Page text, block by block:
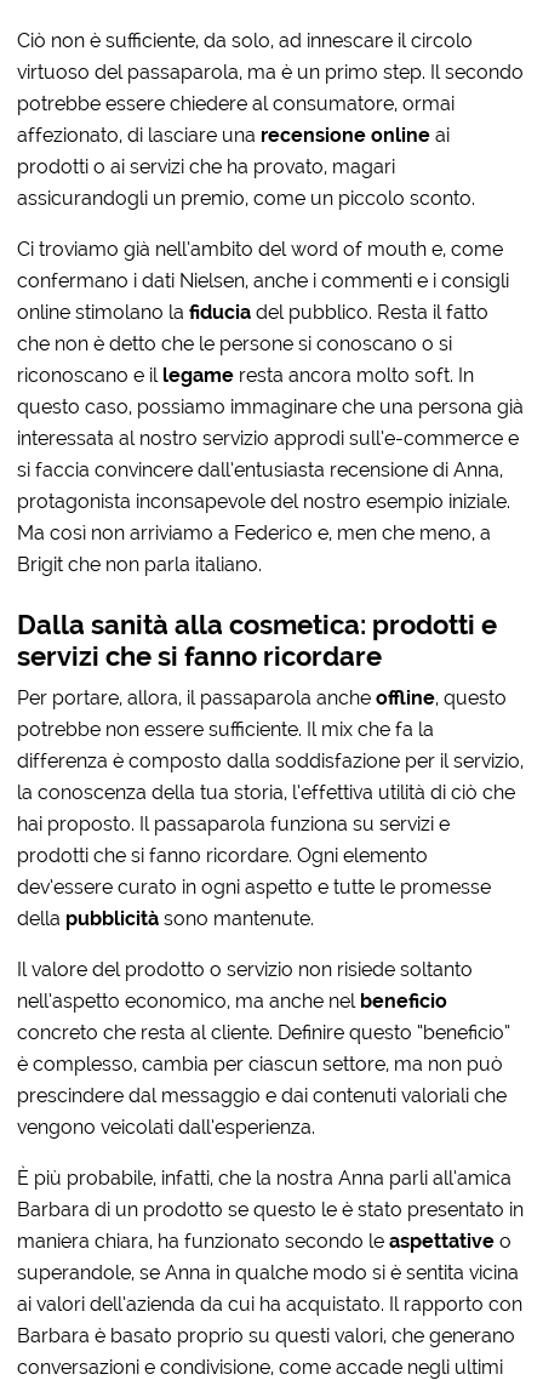
Ciò non è sufficiente, da solo, ad innescare il circolo
virtuoso del passaparola, ma è un primo step. Il secondo
potrebbe essere chiedere al consumatore, ormai
affezionato, di lasciare una recensione onlineai
prodotti o ai servizi che ha provato, magari
assicurandogli un premio, come un piccolo sconto.
Ci troviamo già nell’ambito del word of mouth e, come
confermano i dati Nielsen, anche i commenti e i consigli
online stimolano lafiduciadel pubblico. Resta il fatto
che non è detto che le persone si conoscano o si
riconoscano e il legame resta ancora molto soft. In
questo caso, possiamo immaginare che una persona già
interessata al nostro servizio approdi sull’e-commerce e
si faccia convincere dall’entusiasta recensione di Anna,
protagonista inconsapevole del nostro esempio iniziale.
Ma così non arriviamo a Federico e, men che meno, a
Brigit che non parla italiano.
Dalla sanità alla cosmetica: prodotti e
servizi che si fanno ricordare
Per portare, allora, il passaparola ancheoffline, questo
potrebbe non essere sufficiente. Il mix che fa la
differenza è composto dalla soddisfazione per il servizio,
la conoscenza della tua storia, l’effettiva utilità di ciò che
hai proposto. Il passaparola funziona su servizi e
prodotti che si fanno ricordare. Ogni elemento
dev’essere curato in ogni aspetto e tutte le promesse
della pubblicitàsono mantenute.
Il valore del prodotto o servizio non risiede soltanto
nell’aspetto economico, ma anche nel beneficio
concreto che resta al cliente. Definire questo “beneficio”
è complesso, cambia per ciascun settore, ma non può
prescindere dal messaggio e dai contenuti valoriali che
vengono veicolati dall’esperienza.
È più probabile, infatti, che la nostra Anna parli all’amica
Barbara di un prodotto se questo le è stato presentato in
maniera chiara, ha funzionato secondo leaspettativeo
superandole, se Anna in qualche modo si è sentita vicina
ai valori dell’azienda da cui ha acquistato. Il rapporto con
Barbara è basato proprio su questi valori, che generano
conversazioni e condivisione, come accade negli ultimi